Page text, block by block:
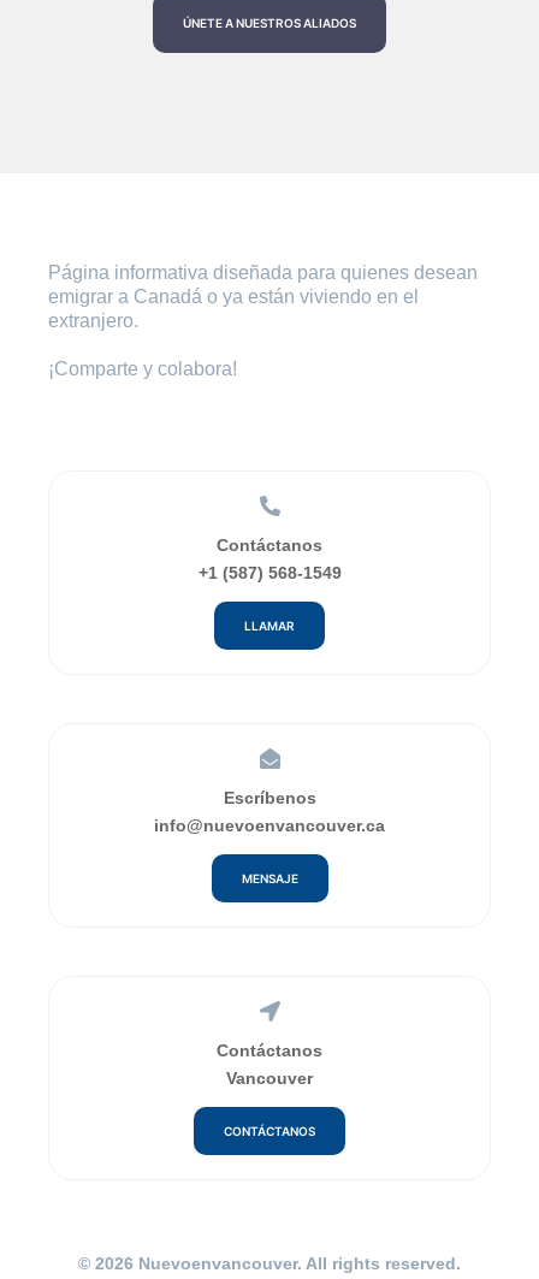
ÚNETE A NUESTROS ALIADOS
Página informativa diseñada para quienes desean
emigrar a Canadá o ya están viviendo en el
extranjero.
¡Comparte y colabora!
Contáctanos
+1 (587) 568-1549
LLAMAR
Escríbenos
info@nuevoenvancouver.ca
MENSAJE
Contáctanos
Vancouver
CONTÁCTANOS
© 2026 Nuevoenvancouver. All rights reserved.